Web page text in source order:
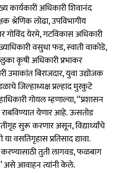
कार्यकारी अधिकारी शिवानंद
श्रेणिक लोढा, उपविभागीय
गोविंद येरमे, गटविकास अधिकारी
वसुधा फड, स्वाती वाकोडे,
कृषी अधिकारी प्रभाकर
बिराजदार, युवा उद्योजक
जिल्हाध्यक्ष प्रल्हाद मुरकुटे
गोयल म्हणाल्या, ‘‘प्रशासन
राबविण्यात येणार आहे. ऊसतोड
सुरू करणार असून, विद्यार्थ्यांचे
वसतिगृहास प्रतिसाद द्यावा.
तुती लागवड, फळबाग
असे आवाहन त्यांनी केले.